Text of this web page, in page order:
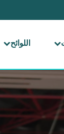
اللوائح